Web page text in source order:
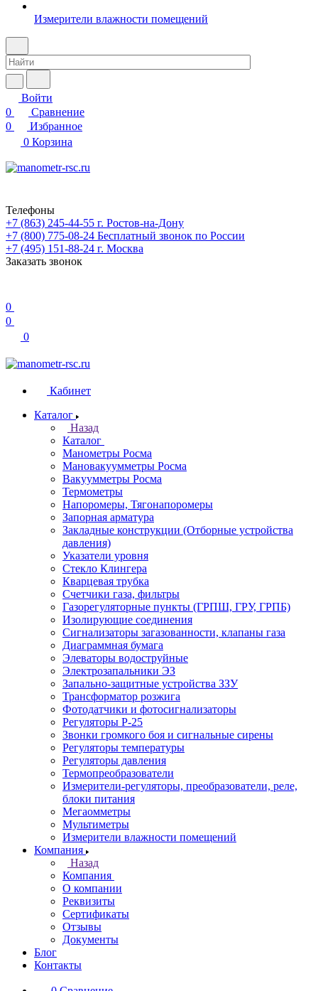
Измерители влажности помещений
Войти
0
Сравнение
0
Избранное
0 Корзина
Телефоны
+7 (863) 245-44-55 г. Ростов-на-Дону
+7 (800) 775-08-24 Бесплатный звонок по России
+7 (495) 151-88-24 г. Москва
Заказать звонок
0
0
0
Кабинет
Каталог
Назад
Каталог
Манометры Росма
Мановакуумметры Росма
Вакуумметры Росма
Термометры
Напоромеры, Тягонапоромеры
Запорная арматура
Закладные конструкции (Отборные устройства
давления)
Указатели уровня
Стекло Клингера
Кварцевая трубка
Счетчики газа, фильтры
Газорегуляторные пункты (ГРПШ, ГРУ, ГРПБ)
Изолирующие соединения
Сигнализаторы загазованности, клапаны газа
Диаграммная бумага
Элеваторы водоструйные
Электрозапальники ЭЗ
Запально-защитные устройства ЗЗУ
Трансформатор розжига
Фотодатчики и фотосигнализаторы
Регуляторы Р-25
Звонки громкого боя и сигнальные сирены
Регуляторы температуры
Регуляторы давления
Термопреобразователи
Измерители-регуляторы, преобразователи, реле,
блоки питания
Мегаомметры
Мультиметры
Измерители влажности помещений
Компания
Назад
Компания
О компании
Реквизиты
Сертификаты
Отзывы
Документы
Блог
Контакты